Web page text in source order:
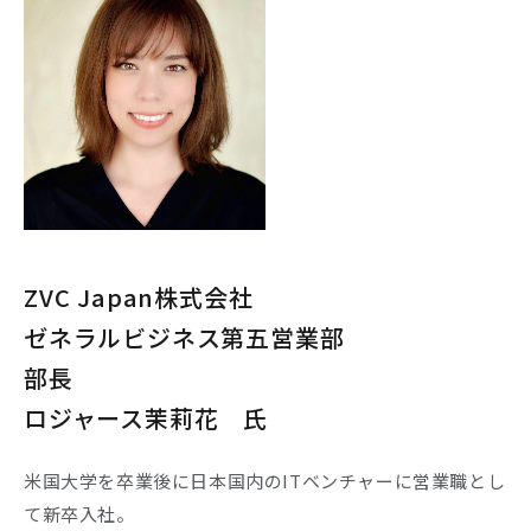
ZVC Japan株式会社
ゼネラルビジネス第五営業部
部長
ロジャース茉莉花 氏
米国大学を卒業後に日本国内のITベンチャーに営業職とし
て新卒入社。